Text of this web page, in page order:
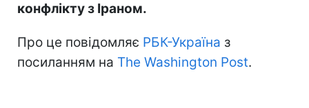
конфлікту з Іраном.
Про це повідомляє РБК-Україна з
посиланням на The Washington Post.